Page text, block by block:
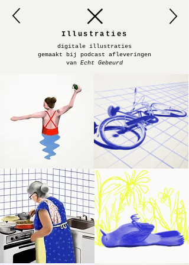
Illustraties
digitale illustraties
gemaakt bij podcast afleveringen
van Echt Gebeurd